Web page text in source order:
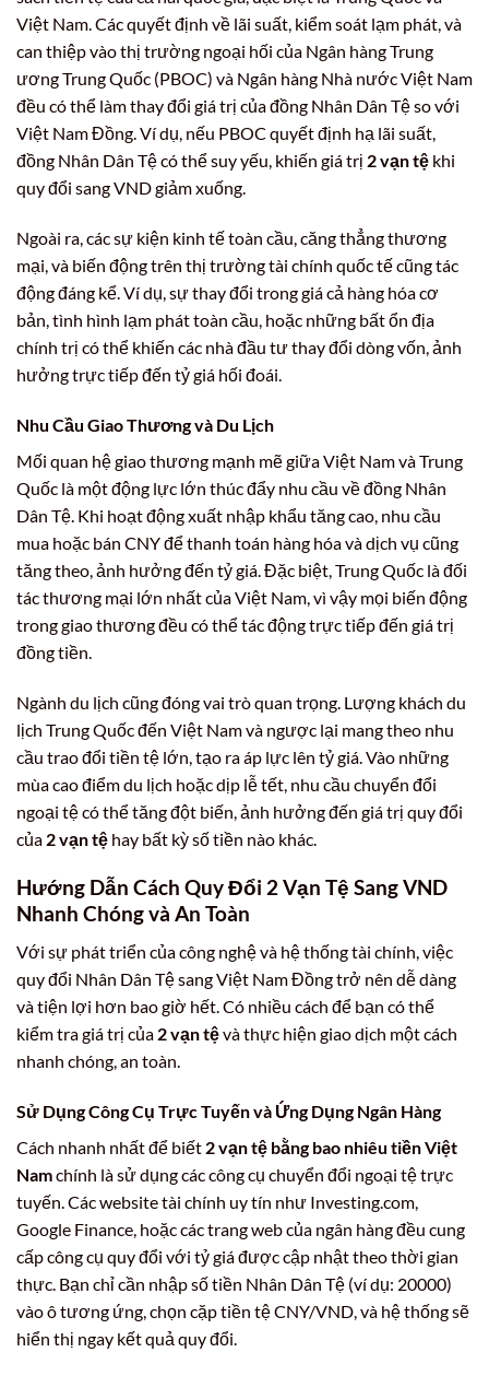
Việt Nam. Các quyết định về lãi suất, kiểm soát lạm phát, và
can thiệp vào thị trường ngoại hối của Ngân hàng Trung
ương Trung Quốc (PBOC) và Ngân hàng Nhà nước Việt Nam
đều có thể làm thay đổi giá trị của đồng Nhân Dân Tệ so với
Việt Nam Đồng. Ví dụ, nếu PBOC quyết định hạ lãi suất,
đồng Nhân Dân Tệ có thể suy yếu, khiến giá trị 2 vạn tệ khi
quy đổi sang VND giảm xuống.
Ngoài ra, các sự kiện kinh tế toàn cầu, căng thẳng thương
mại, và biến động trên thị trường tài chính quốc tế cũng tác
động đáng kể. Ví dụ, sự thay đổi trong giá cả hàng hóa cơ
bản, tình hình lạm phát toàn cầu, hoặc những bất ổn địa
chính trị có thể khiến các nhà đầu tư thay đổi dòng vốn, ảnh
hưởng trực tiếp đến tỷ giá hối đoái.
Nhu Cầu Giao Thương và Du Lịch
Mối quan hệ giao thương mạnh mẽ giữa Việt Nam và Trung
Quốc là một động lực lớn thúc đẩy nhu cầu về đồng Nhân
Dân Tệ. Khi hoạt động xuất nhập khẩu tăng cao, nhu cầu
mua hoặc bán CNY để thanh toán hàng hóa và dịch vụ cũng
tăng theo, ảnh hưởng đến tỷ giá. Đặc biệt, Trung Quốc là đối
tác thương mại lớn nhất của Việt Nam, vì vậy mọi biến động
trong giao thương đều có thể tác động trực tiếp đến giá trị
đồng tiền.
Ngành du lịch cũng đóng vai trò quan trọng. Lượng khách du
lịch Trung Quốc đến Việt Nam và ngược lại mang theo nhu
cầu trao đổi tiền tệ lớn, tạo ra áp lực lên tỷ giá. Vào những
mùa cao điểm du lịch hoặc dịp lễ tết, nhu cầu chuyển đổi
ngoại tệ có thể tăng đột biến, ảnh hưởng đến giá trị quy đổi
của 2 vạn tệ hay bất kỳ số tiền nào khác.
Hướng Dẫn Cách Quy Đổi 2 Vạn Tệ Sang VND
Nhanh Chóng và An Toàn
Với sự phát triển của công nghệ và hệ thống tài chính, việc
quy đổi Nhân Dân Tệ sang Việt Nam Đồng trở nên dễ dàng
và tiện lợi hơn bao giờ hết. Có nhiều cách để bạn có thể
kiểm tra giá trị của 2 vạn tệvà thực hiện giao dịch một cách
nhanh chóng, an toàn.
Sử Dụng Công Cụ Trực Tuyến và Ứng Dụng Ngân Hàng
Cách nhanh nhất để biết 2 vạn tệ bằng bao nhiêu tiền Việt
Namchính là sử dụng các công cụ chuyển đổi ngoại tệ trực
tuyến. Các website tài chính uy tín như Investing.com,
Google Finance, hoặc các trang web của ngân hàng đều cung
cấp công cụ quy đổi với tỷ giá được cập nhật theo thời gian
thực. Bạn chỉ cần nhập số tiền Nhân Dân Tệ (ví dụ: 20000)
vào ô tương ứng, chọn cặp tiền tệ CNY/VND, và hệ thống sẽ
hiển thị ngay kết quả quy đổi.